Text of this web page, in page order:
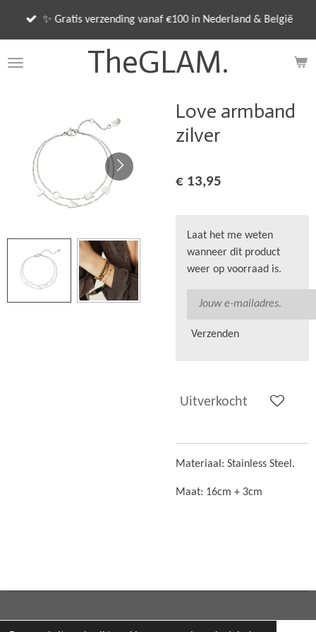
de
TheGLAM.
✨ Gratis verzending vanaf €100 in Nederland & België
Love armband
zilver
€ 13,95
Laat het me weten
wanneer dit product
weer op voorraad is.
Verzenden
Uitverkocht
Materiaal: Stainless Steel.
Maat: 16cm + 3cm